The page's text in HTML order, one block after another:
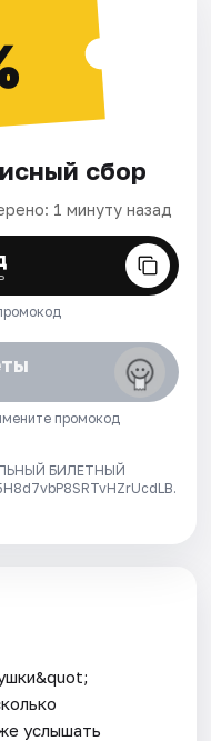
сбор
1 минуту назад
промокод
БИЛЕТНЫЙ
услышать